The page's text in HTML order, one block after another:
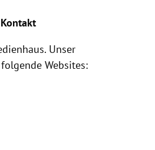
. Unser
Websites: